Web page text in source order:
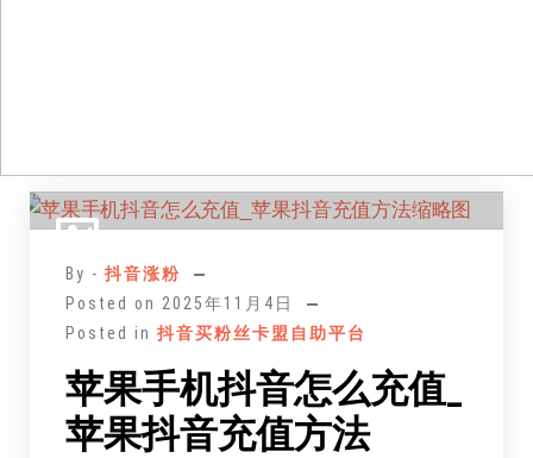
By - 抖音涨粉
Posted on 2025年11月4日
Posted in 抖音买粉丝卡盟自助平台
苹果手机抖音怎么充值_
苹果抖音充值方法